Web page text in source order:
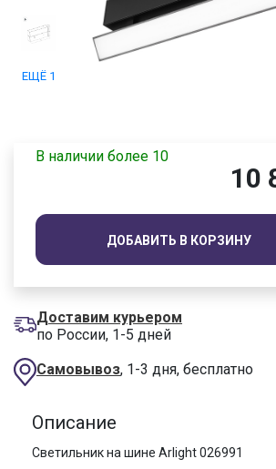
ЕЩЁ 1
В наличии более 10
10
ДОБАВИТЬ В КОРЗИНУ
Доставим курьером
по России, 1-5 дней
Самовывоз, 1-3 дня, бесплатно
Описание
Светильник на шине Arlight 026991